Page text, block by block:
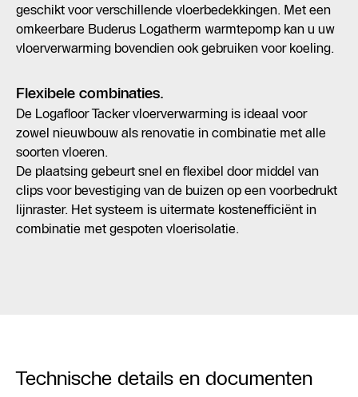
geschikt voor verschillende vloerbedekkingen. Met een
omkeerbare Buderus Logatherm warmtepomp kan u uw
vloerverwarming bovendien ook gebruiken voor koeling.
Flexibele combinaties.
De Logafloor Tacker vloerverwarming is ideaal voor
zowel nieuwbouw als renovatie in combinatie met alle
soorten vloeren.
De plaatsing gebeurt snel en flexibel door middel van
clips voor bevestiging van de buizen op een voorbedrukt
lijnraster. Het systeem is uitermate kostenefficiënt in
combinatie met gespoten vloerisolatie.
Technische details en documenten